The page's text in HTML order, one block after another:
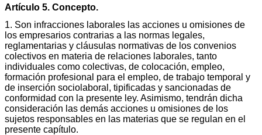
Artículo 5. Concepto.
1. Son infracciones laborales las acciones u omisiones de
los empresarios contrarias a las normas legales,
reglamentarias y cláusulas normativas de los convenios
colectivos en materia de relaciones laborales, tanto
individuales como colectivas, de colocación, empleo,
formación profesional para el empleo, de trabajo temporal y
de inserción sociolaboral, tipificadas y sancionadas de
conformidad con la presente ley. Asimismo, tendrán dicha
consideración las demás acciones u omisiones de los
sujetos responsables en las materias que se regulan en el
presente capítulo.